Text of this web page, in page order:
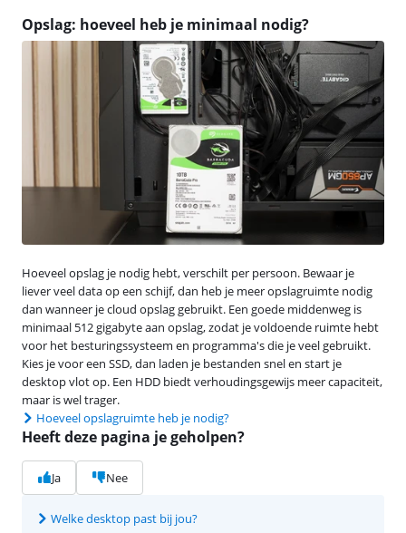
Opslag: hoeveel heb je minimaal nodig?
Hoeveel opslag je nodig hebt, verschilt per persoon. Bewaar je
liever veel data op een schijf, dan heb je meer opslagruimte nodig
dan wanneer je cloud opslag gebruikt. Een goede middenweg is
minimaal 512 gigabyte aan opslag, zodat je voldoende ruimte hebt
voor het besturingssysteem en programma's die je veel gebruikt.
Kies je voor een SSD, dan laden je bestanden snel en start je
desktop vlot op. Een HDD biedt verhoudingsgewijs meer capaciteit,
maar is wel trager.
Hoeveel opslagruimte heb je nodig?
Heeft deze pagina je geholpen?
Ja Nee
Welke desktop past bij jou?